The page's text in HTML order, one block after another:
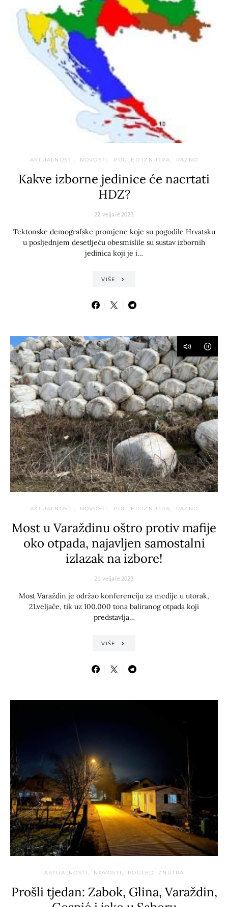
AKTUALNOSTI NOVOSTI POGLED IZNUTRA RAZNO
Kakve izborne jedinice će nacrtati
HDZ?
22. veljače 2023.
Tektonske demografske promjene koje su pogodile Hrvatsku
u posljednjem desetljeću obesmislile su sustav izbornih
jedinica koji je i…
VIŠE
AKTUALNOSTI NOVOSTI POGLED IZNUTRA RAZNO
Most u Varaždinu oštro protiv mafije
oko otpada, najavljen samostalni
izlazak na izbore!
21. veljače 2023.
Most Varaždin je održao konferenciju za medije u utorak,
21.veljače, tik uz 100.000 tona baliranog otpada koji
predstavlja…
VIŠE
AKTUALNOSTI NOVOSTI POGLED IZNUTRA
Prošli tjedan: Zabok, Glina, Varaždin,